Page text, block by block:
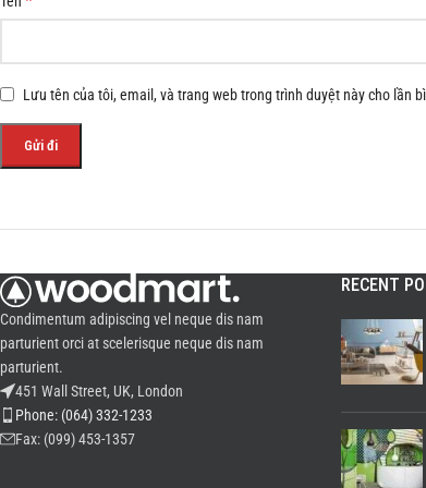
Lưu tên của tôi, email, và trang web trong trình duyệt này cho lần
Condimentum adipiscing vel neque dis nam
parturient orci at scelerisque neque dis nam
parturient.
451 Wall Street, UK, London
Phone: (064) 332-1233
Fax: (099) 453-1357
RECENT